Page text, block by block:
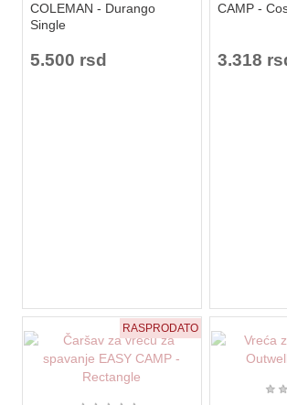
COLEMAN - Durango
Single
5.500 rsd
CAMP -
3.318
RASPRODATO
★ ★